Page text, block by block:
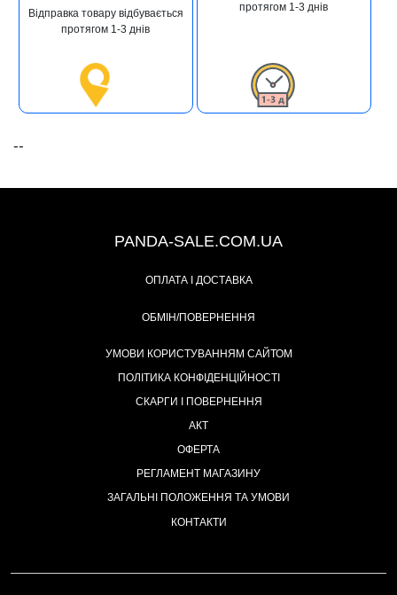
Відправка товару відбувається
протягом 1-3 днів
протягом 1-3 днів
--
PANDA-SALE.COM.UA
ОПЛАТА І ДОСТАВКА
ОБМІН/ПОВЕРНЕННЯ
УМОВИ КОРИСТУВАННЯМ САЙТОМ
ПОЛІТИКА КОНФІДЕНЦІЙНОСТІ
СКАРГИ І ПОВЕРНЕННЯ
АКТ
ОФЕРТА
РЕГЛАМЕНТ МАГАЗИНУ
ЗАГАЛЬНІ ПОЛОЖЕННЯ ТА УМОВИ
КОНТАКТИ